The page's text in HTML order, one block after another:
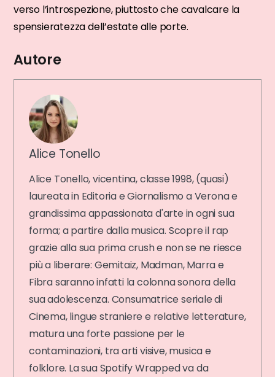
verso l’introspezione, piuttosto che cavalcare la
spensieratezza dell’estate alle porte.
Autore
Alice Tonello
Alice Tonello, vicentina, classe 1998, (quasi)
laureata in Editoria e Giornalismo a Verona e
grandissima appassionata d'arte in ogni sua
forma; a partire dalla musica. Scopre il rap
grazie alla sua prima crush e non se ne riesce
più a liberare: Gemitaiz, Madman, Marra e
Fibra saranno infatti la colonna sonora della
sua adolescenza. Consumatrice seriale di
Cinema, lingue straniere e relative letterature,
matura una forte passione per le
contaminazioni, tra arti visive, musica e
folklore. La sua Spotify Wrapped va da